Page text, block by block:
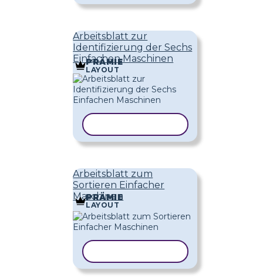
Arbeitsblatt zur
Identifizierung der Sechs
Einfachen Maschinen
PRÄMIE
LAYOUT
Arbeitsblatt zum
Sortieren Einfacher
Maschinen
PRÄMIE
LAYOUT